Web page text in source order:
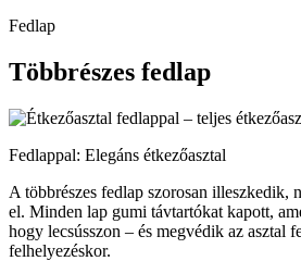
Fedlap
Többrészes fedlap
Fedlappal: Elegáns étkezőasztal
A többrészes fedlap szorosan illeszkedik,
el. Minden lap gumi távtartókat kapott,
hogy lecsússzon – és megvédik az asztal
felhelyezéskor.